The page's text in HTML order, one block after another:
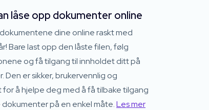
låse opp dokumenter online
dine online raskt med
Bare last opp den låste filen, følg
og få tilgang til innholdet ditt på
Den er sikker, brukervennlig og
for å hjelpe deg med å få tilbake tilgang
på en enkel måte.Les mer